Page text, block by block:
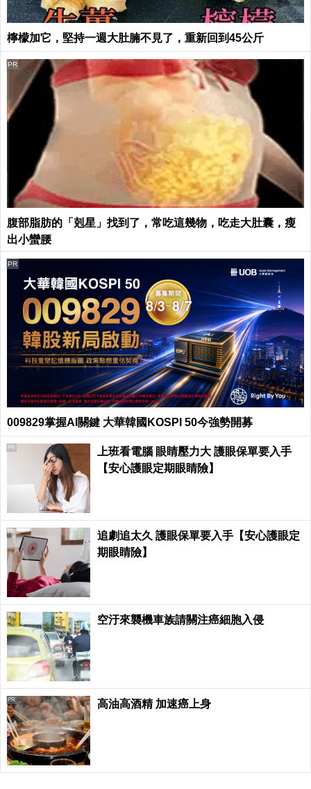
檸檬加它，堅持一週大肚腩不見了，重新回到45公斤
腹部脂肪的「剋星」找到了，常吃這幾物，吃走大肚囊，瘦
出小蠻腰
PR
009829掌握AI關鍵 大華韓國KOSPI 50今強勢開募
PR
上班看電腦 眼睛壓力大 護眼保單要入手
【安心護眼定期眼睛險】
PR
追劇追太久 護眼保單要入手【安心護眼定
期眼睛險】
PR
空汙來襲機車族請關注癌細胞入侵
PR
高油高酒精 加速癌上身
PR